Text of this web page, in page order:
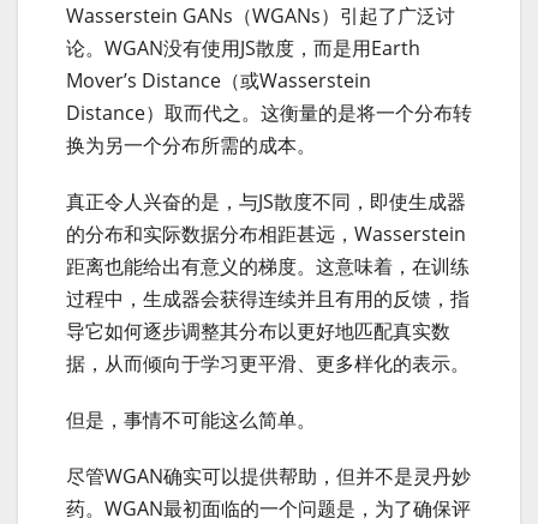
Wasserstein GANs（WGANs）引起了广泛讨
论。WGAN没有使用JS散度，而是用Earth
Mover’s Distance（或Wasserstein
Distance）取而代之。这衡量的是将一个分布转
换为另一个分布所需的成本。
真正令人兴奋的是，与JS散度不同，即使生成器
的分布和实际数据分布相距甚远，Wasserstein
距离也能给出有意义的梯度。这意味着，在训练
过程中，生成器会获得连续并且有用的反馈，指
导它如何逐步调整其分布以更好地匹配真实数
据，从而倾向于学习更平滑、更多样化的表示。
但是，事情不可能这么简单。
尽管WGAN确实可以提供帮助，但并不是灵丹妙
药。WGAN最初面临的一个问题是，为了确保评